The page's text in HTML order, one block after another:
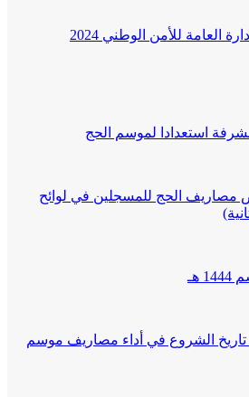
العامة للأمن الوطني 2024
استعدادا لموسم الحج
مصاريف الحج للمسجلين في لوائح
تاريخ الشروع في أداء مصاريف موسم